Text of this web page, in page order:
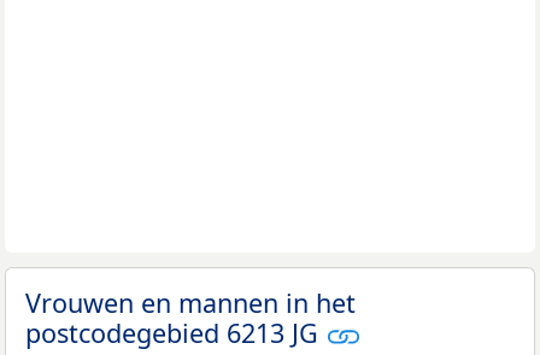
Vrouwen en mannen in het
postcodegebied 6213 JG